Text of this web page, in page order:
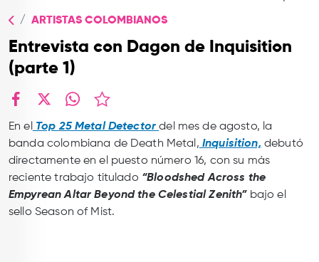
CONTACTO
ARTISTAS COLOMBIANOS
Entrevista con Dagon de Inquisition
(parte 1)
En elTop 25 Metal Detectordel mes de agosto, la
banda colombiana de Death Metal, Inquisition,debutó
directamente en el puesto número 16, con su más
reciente trabajo titulado “Bloodshed Across the
Empyrean Altar Beyond the Celestial Zenith” bajo el
sello Season of Mist.